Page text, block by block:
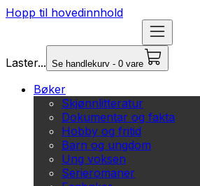
Hopp til hovedinnhold
Laster... Se handlekurv - 0 vare
Bøker
Skjønnlitteratur
Dokumentar og fakta
Hobby og fritid
Barn og ungdom
Ung voksen
Serieromaner